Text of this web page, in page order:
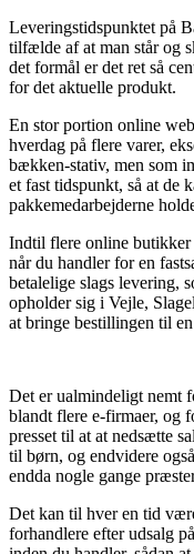
Leveringstidspunktet på
tilfælde af at man står og
det formål er det ret så
for det aktuelle produkt.
En stor portion online
hverdag på flere varer,
bækken-stativ, men som
et fast tidspunkt, så at de
pakkemedarbejderne
Indtil flere online
når du handler for en
betalelige slags levering,
opholder sig i Vejle,
at bringe bestillingen til
Det er ualmindeligt nemt
blandt flere e-firmaer, og
presset til at at nedsætte
til børn, og endvidere
endda nogle gange
Det kan til hver en tid
forhandlere efter udsalg